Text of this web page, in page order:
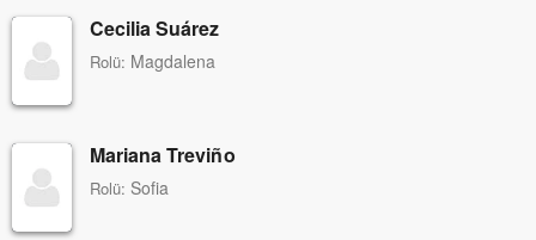
Cecilia Suárez
Rolü: Magdalena
Mariana Treviño
Rolü: Sofia